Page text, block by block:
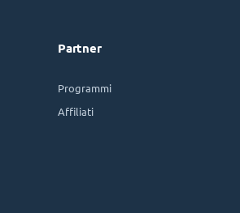
Partner
Programmi
Affiliati